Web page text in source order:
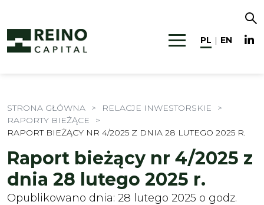
PL | EN
STRONA GŁÓWNA > RELACJE INWESTORSKIE
>
RAPORTY BIEŻĄCE
>
RAPORT BIEŻĄCY NR 4/2025 Z DNIA 28 LUTEGO 2025 R.
Raport bieżący nr 4/2025 z
dnia 28 lutego 2025 r.
Opublikowano dnia: 28 lutego 2025 o godz.